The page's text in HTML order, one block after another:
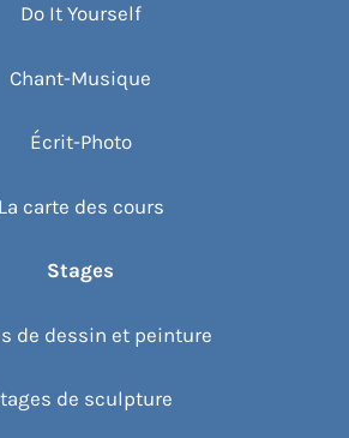
Do It Yourself
Chant-Musique
Écrit-Photo
La carte des cours
Stages
de dessin et peinture
de sculpture